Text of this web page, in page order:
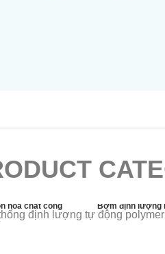
hóa chất công
Bơm định lượng